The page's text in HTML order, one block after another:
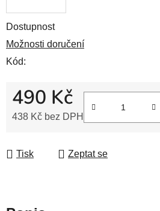
Dostupnost
Možnosti doručení
Kód:
490 Kč
438 Kč bez DPH
Tisk Zeptat se